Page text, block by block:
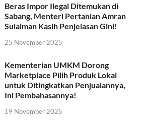
Beras Impor Ilegal Ditemukan di
Sabang, Menteri Pertanian Amran
Sulaiman Kasih Penjelasan Gini!
25 November 2025
Kementerian UMKM Dorong
Marketplace Pilih Produk Lokal
untuk Ditingkatkan Penjualannya,
Ini Pembahasannya!
19 November 2025